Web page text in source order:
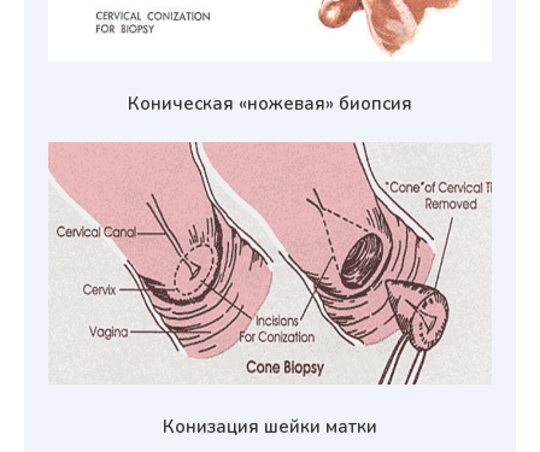
Коническая «ножевая» биопсия
Конизация шейки матки